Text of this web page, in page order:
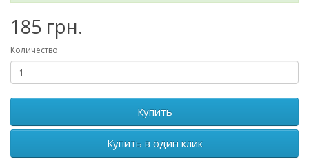
185 грн.
Количество
Купить
Купить в один клик